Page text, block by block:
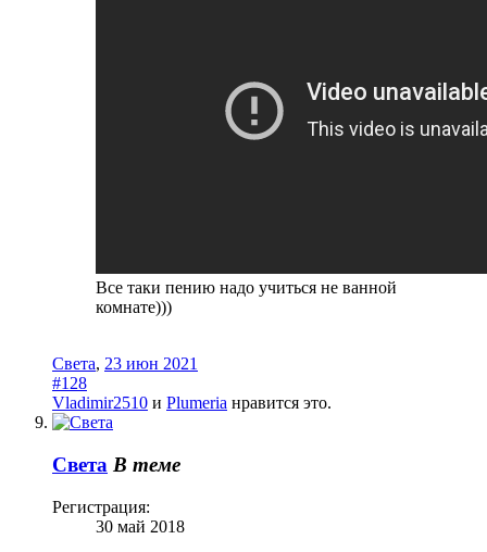
Все таки пению надо учиться не ванной
комнате)))
Света, 23 июн 2021
#128
Vladimir2510 и Plumeria нравится это.
Света В теме
Регистрация:
30 май 2018